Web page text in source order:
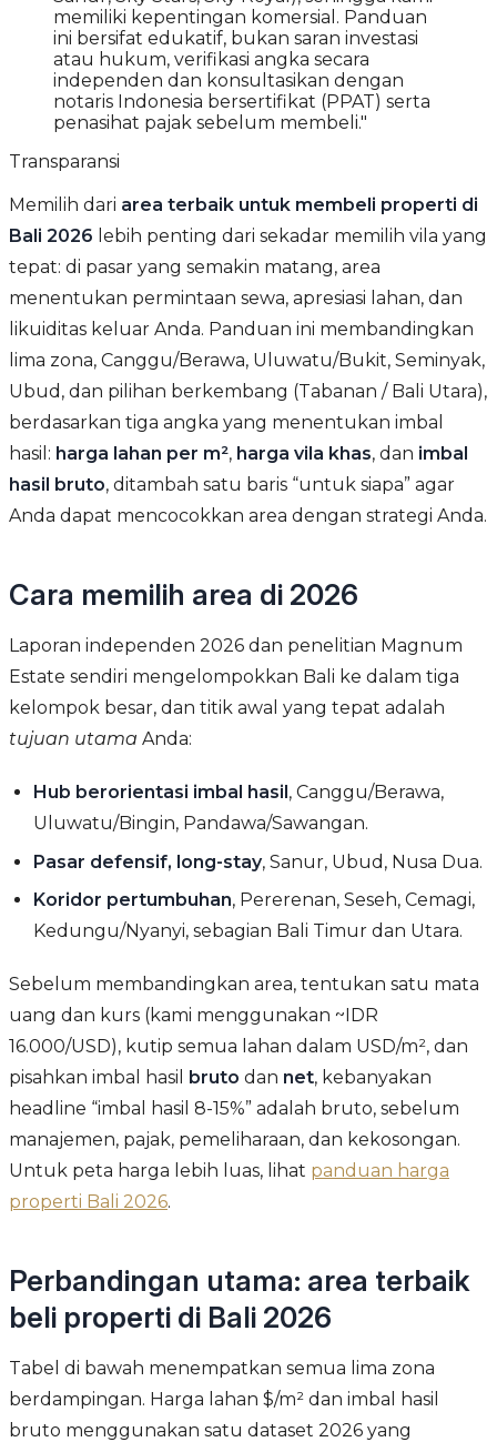
memiliki kepentingan komersial. Panduan
ini bersifat edukatif, bukan saran investasi
atau hukum, verifikasi angka secara
independen dan konsultasikan dengan
notaris Indonesia bersertifikat (PPAT) serta
penasihat pajak sebelum membeli."
Transparansi
Memilih dari area terbaik untuk membeli properti di
Bali 2026 lebih penting dari sekadar memilih vila yang
tepat: di pasar yang semakin matang, area
menentukan permintaan sewa, apresiasi lahan, dan
likuiditas keluar Anda. Panduan ini membandingkan
lima zona, Canggu/Berawa, Uluwatu/Bukit, Seminyak,
Ubud, dan pilihan berkembang (Tabanan / Bali Utara),
berdasarkan tiga angka yang menentukan imbal
hasil: harga lahan per m², harga vila khas, dan imbal
hasil bruto, ditambah satu baris “untuk siapa” agar
Anda dapat mencocokkan area dengan strategi Anda.
Cara memilih area di 2026
Laporan independen 2026 dan penelitian Magnum
Estate sendiri mengelompokkan Bali ke dalam tiga
kelompok besar, dan titik awal yang tepat adalah
tujuan utama Anda:
Hub berorientasi imbal hasil, Canggu/Berawa,
Uluwatu/Bingin, Pandawa/Sawangan.
Pasar defensif, long-stay, Sanur, Ubud, Nusa Dua.
Koridor pertumbuhan, Pererenan, Seseh, Cemagi,
Kedungu/Nyanyi, sebagian Bali Timur dan Utara.
Sebelum membandingkan area, tentukan satu mata
uang dan kurs (kami menggunakan ~IDR
16.000/USD), kutip semua lahan dalam USD/m², dan
pisahkan imbal hasil bruto dan net, kebanyakan
headline “imbal hasil 8-15%” adalah bruto, sebelum
manajemen, pajak, pemeliharaan, dan kekosongan.
Untuk peta harga lebih luas, lihat panduan harga
properti Bali 2026.
Perbandingan utama: area terbaik
beli properti di Bali 2026
Tabel di bawah menempatkan semua lima zona
berdampingan. Harga lahan $/m² dan imbal hasil
bruto menggunakan satu dataset 2026 yang